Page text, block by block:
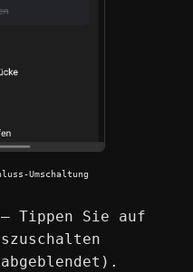
Umschaltung
— Tippen Sie auf